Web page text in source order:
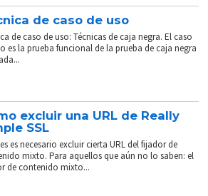
de caso de uso
de caso de uso: Técnicas de caja negra. El caso
es la prueba funcional de la prueba de caja negra
excluir una URL de Really
SSL
es necesario excluir cierta URL del fijador de
mixto. Para aquellos que aún no lo saben: el
de contenido mixto...